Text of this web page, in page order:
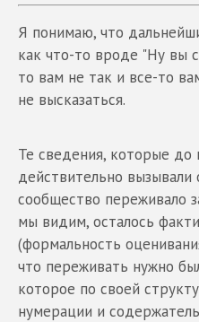
Я понимаю, что
как что-то вроде "Ну вы
то вам не так и все-то
не высказаться.
Те сведения, которые до
действительно вызывали
сообщество переживало
мы видим, осталось
(формальность
что переживать нужно
которое по своей
нумерации и